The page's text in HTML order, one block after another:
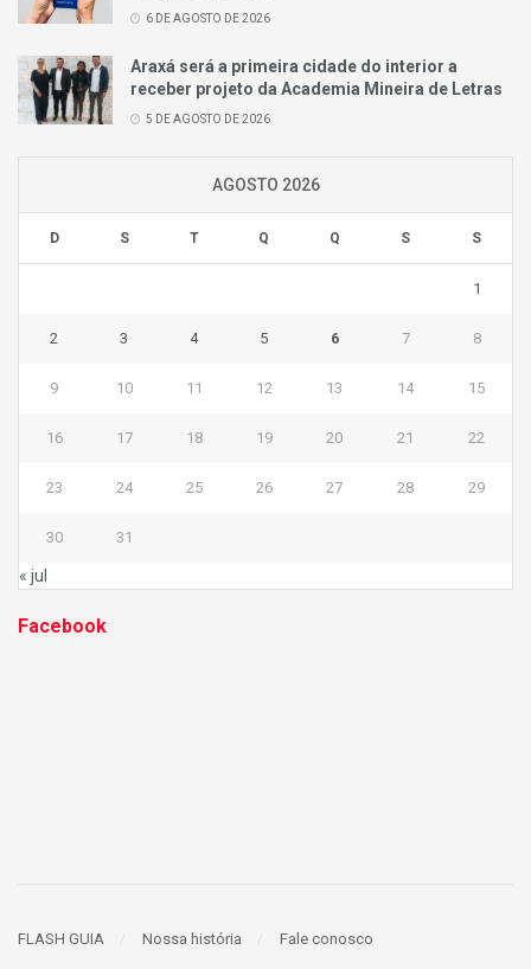
6 DE AGOSTO DE 2026
Araxá será a primeira cidade do interior a
receber projeto da Academia Mineira de Letras
5 DE AGOSTO DE 2026
AGOSTO 2026
D S T Q Q S S
1
2 3 4 5 6 7 8
9 10 11 12 13 14 15
16 17 18 19 20 21 22
23 24 25 26 27 28 29
30 31
« jul
Facebook
FLASH GUIA Nossa história Fale conosco